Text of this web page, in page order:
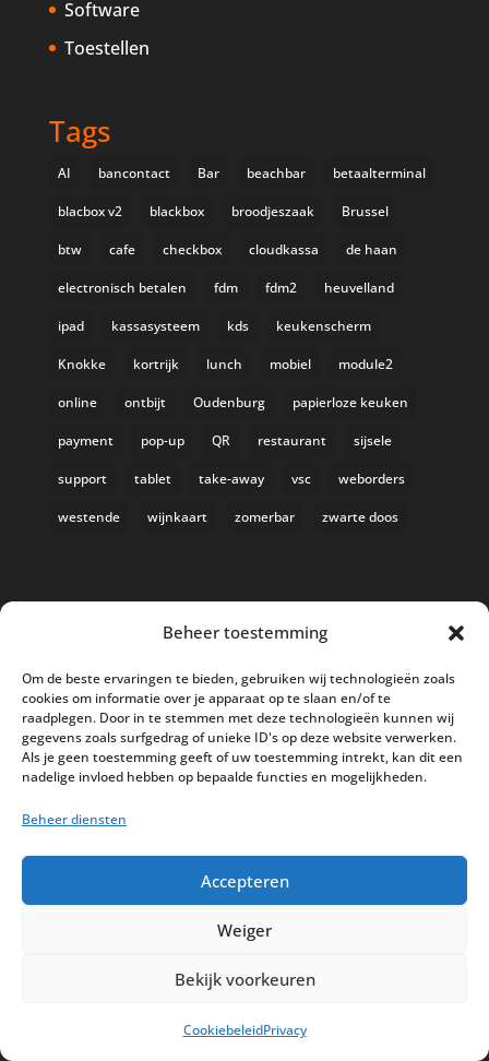
Beheer toestemming
Om de beste ervaringen te bieden, gebruiken wij technologieën zoals
cookies om informatie over je apparaat op te slaan en/of te
raadplegen. Door in te stemmen met deze technologieën kunnen wij
gegevens zoals surfgedrag of unieke ID's op deze website verwerken.
Als je geen toestemming geeft of uw toestemming intrekt, kan dit een
nadelige invloed hebben op bepaalde functies en mogelijkheden.
Beheer diensten
Accepteren
Weiger
Bekijk voorkeuren
CookiebeleidPrivacy
Software
Toestellen
Tags
AI bancontact Bar beachbar betaalterminal
blacbox v2 blackbox broodjeszaak Brussel
btw cafe checkbox cloudkassa de haan
electronisch betalen fdm fdm2 heuvelland
ipad kassasysteem kds keukenscherm
Knokke kortrijk lunch mobiel module2
online ontbijt Oudenburg papierloze keuken
payment pop-up QR restaurant sijsele
support tablet take-away vsc weborders
westende wijnkaart zomerbar zwarte doos
Bestel nu nog aan de 2025 prijzen
Safran Palace start met nieuw
kassasysteem
maart 2026
Disclaimer Privacy
Sitemap
Cookiebeleid